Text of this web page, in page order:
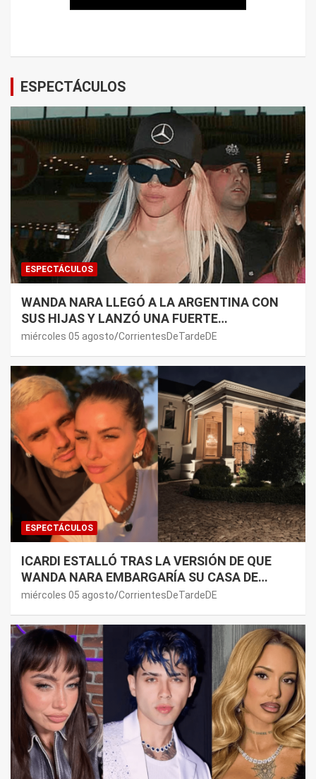
ESPECTÁCULOS
ESPECTÁCULOS
WANDA NARA LLEGÓ A LA ARGENTINA CON
SUS HIJAS Y LANZÓ UNA FUERTE
PREMONICIÓN SOBRE MAURO ICARDI
miércoles 05 agosto CorrientesDeTardeDE
ESPECTÁCULOS
ICARDI ESTALLÓ TRAS LA VERSIÓN DE QUE
WANDA NARA EMBARGARÍA SU CASA DE
NORDELTA: “NECESITAN RASCAR DE ALGÚN
miércoles 05 agosto CorrientesDeTardeDE